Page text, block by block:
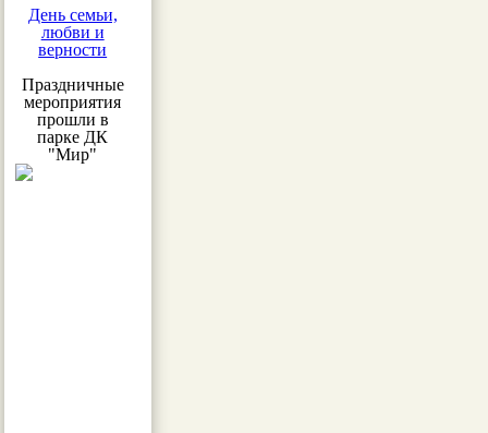
День семьи,
любви и
верности
Праздничные
мероприятия
прошли в
парке ДК
"Мир"